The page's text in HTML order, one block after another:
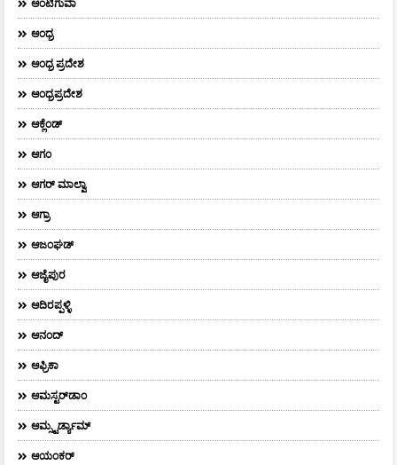
ಆಂಟಿಗುವಾ
ಆಂಧ್ರ
ಆಂಧ್ರ ಪ್ರದೇಶ
ಆಂಧ್ರಪ್ರದೇಶ
ಆಕ್ಲೆಂಡ್
ಆಗಂ
ಆಗರ್‌ ಮಾಲ್ವಾ
ಆಗ್ರಾ
ಆಜಂಘಡ್
ಆಜೈಪುರ
ಆದಿರಪ್ಪಳ್ಳಿ
ಆನಂದ್‌
ಆಫ್ರಿಕಾ
ಆಮಸ್ಟರ್‌ಡಾಂ
ಆಮ್ಸ್ಟರ್ಡ್ಯಾಮ್
ಆಯಂಕರ್